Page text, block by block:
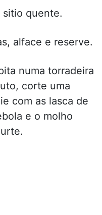
sitio quente.
alface e reserve.
numa torradeira
corte uma
com as lasca de
e o molho